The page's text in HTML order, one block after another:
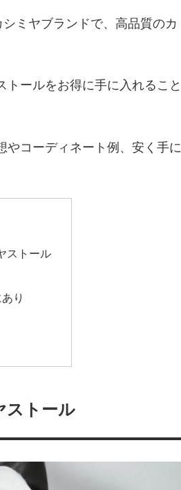
ミヤブランドで、高品質のカ
ールをお得に手に入れること
やコーディネート例、安く手に
ストール
り
ストール